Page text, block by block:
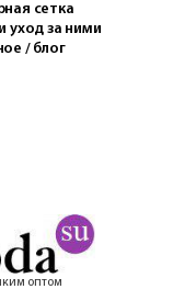
сетка
уход за ними
/ блог
оптом